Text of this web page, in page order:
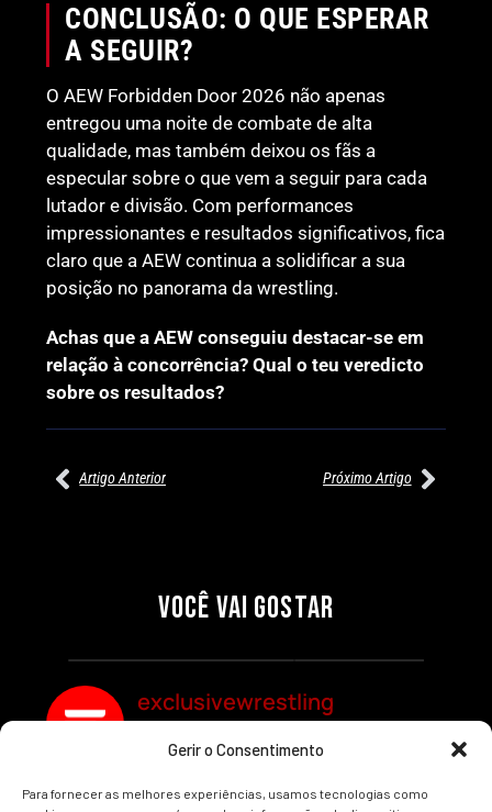
Gerir o Consentimento
Para fornecer as melhores experiências, usamos tecnologias como
CONCLUSÃO: O QUE ESPERAR
A SEGUIR?
O AEW Forbidden Door 2026 não apenas
entregou uma noite de combate de alta
qualidade, mas também deixou os fãs a
especular sobre o que vem a seguir para cada
lutador e divisão. Com performances
impressionantes e resultados significativos, fica
claro que a AEW continua a solidificar a sua
posição no panorama da wrestling.
Achas que a AEW conseguiu destacar-se em
relação à concorrência? Qual o teu veredicto
sobre os resultados?
Artigo Anterior Próximo Artigo
VOCÊ VAI GOSTAR
SEGMENTOS A NÃO PERDER
Por exclusivewrestling
MUNDIAL FEMININO NA AEW
REDEMPTION
Por exclusivewrestling
exclusivewrestling
Ver mais Artigos